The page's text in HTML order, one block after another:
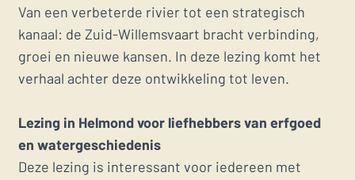
Van een verbeterde rivier tot een strategisch
kanaal: de Zuid-Willemsvaart bracht verbinding,
groei en nieuwe kansen. In deze lezing komt het
verhaal achter deze ontwikkeling tot leven.
Lezing in Helmond voor liefhebbers van erfgoed
en watergeschiedenis
Deze lezing is interessant voor iedereen met